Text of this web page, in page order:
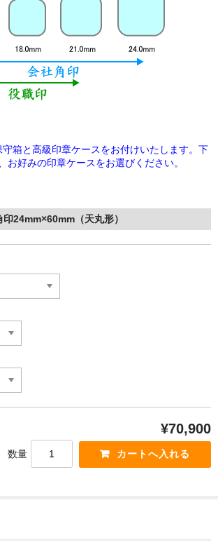
箱と高級印章ケースをお付けいたします。下
お好みの印章ケースをお選びください。
24mm×60mm（天丸形）
¥70,900
数量